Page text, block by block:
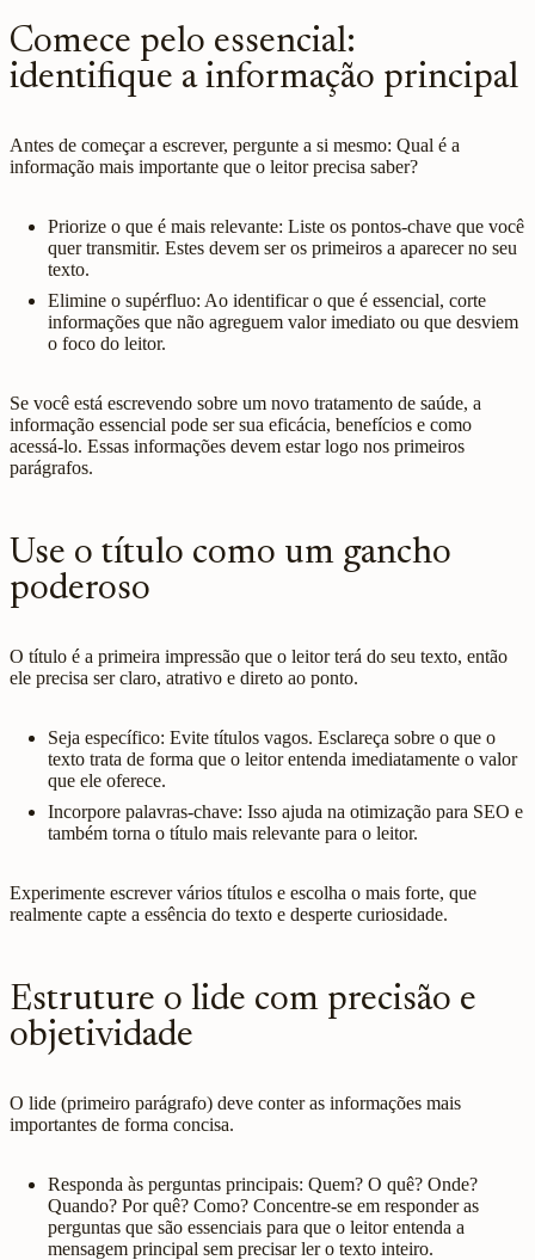
Comece pelo essencial:
identifique a informação principal
Antes de começar a escrever, pergunte a si mesmo: Qual é a
informação mais importante que o leitor precisa saber?
Priorize o que é mais relevante: Liste os pontos-chave que você
quer transmitir. Estes devem ser os primeiros a aparecer no seu
texto.
Elimine o supérfluo: Ao identificar o que é essencial, corte
informações que não agreguem valor imediato ou que desviem
o foco do leitor.
Se você está escrevendo sobre um novo tratamento de saúde, a
informação essencial pode ser sua eficácia, benefícios e como
acessá-lo. Essas informações devem estar logo nos primeiros
parágrafos.
Use o título como um gancho
poderoso
O título é a primeira impressão que o leitor terá do seu texto, então
ele precisa ser claro, atrativo e direto ao ponto.
Seja específico: Evite títulos vagos. Esclareça sobre o que o
texto trata de forma que o leitor entenda imediatamente o valor
que ele oferece.
Incorpore palavras-chave: Isso ajuda na otimização para SEO e
também torna o título mais relevante para o leitor.
Experimente escrever vários títulos e escolha o mais forte, que
realmente capte a essência do texto e desperte curiosidade.
Estruture o lide com precisão e
objetividade
O lide (primeiro parágrafo) deve conter as informações mais
importantes de forma concisa.
Responda às perguntas principais: Quem? O quê? Onde?
Quando? Por quê? Como? Concentre-se em responder as
perguntas que são essenciais para que o leitor entenda a
mensagem principal sem precisar ler o texto inteiro.